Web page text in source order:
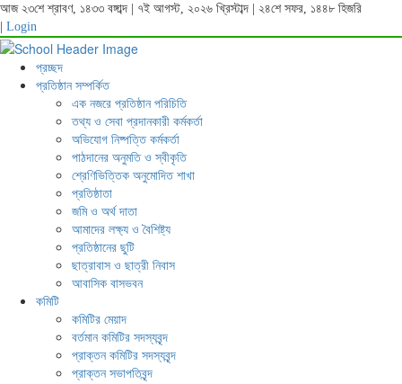
আজ ২৩শে শ্রাবণ, ১৪৩৩ বঙ্গাব্দ | ৭ই আগস্ট, ২০২৬ খ্রিস্টাব্দ | ২৪শে সফর, ১৪৪৮ হিজরি
Login
প্রচ্ছদ
প্রতিষ্ঠান সম্পর্কিত
এক নজরে প্রতিষ্ঠান পরিচিতি
তথ্য ও সেবা প্রদানকারী কর্মকর্তা
অভিযোগ নিষ্পত্তি কর্মকর্তা
পাঠদানের অনুমতি ও স্বীকৃতি
শ্রেণিভিত্তিক অনুমোদিত শাখা
প্রতিষ্ঠাতা
জমি ও অর্থ দাতা
আমাদের লক্ষ্য ও বৈশিষ্ট্য
প্রতিষ্ঠানের ছুটি
ছাত্রাবাস ও ছাত্রী নিবাস
আবাসিক বাসভবন
কমিটি
কমিটির মেয়াদ
বর্তমান কমিটির সদস্যবৃন্দ
প্রাক্তন কমিটির সদস্যবৃন্দ
প্রাক্তন সভাপতিবৃন্দ